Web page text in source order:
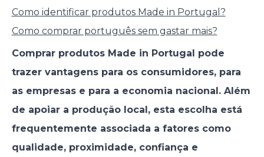
Como identificar produtos Made in Portugal?
Como comprar português sem gastar mais?
Comprar produtos Made in Portugal pode
trazer vantagens para os consumidores, para
as empresas e para a economia nacional. Além
de apoiar a produção local, esta escolha está
frequentemente associada a fatores como
qualidade, proximidade, confiança e